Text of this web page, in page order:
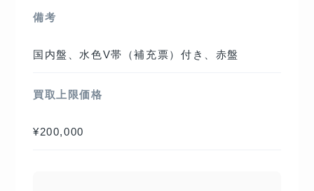
備考
国内盤、水色V帯（補充票）付き、赤盤
買取上限価格
¥200,000